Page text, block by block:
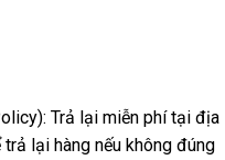
Trả lại miễn phí tại địa
lại hàng nếu không đúng